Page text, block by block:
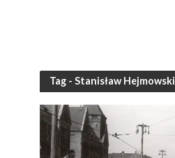
Tag - Stanisław Hejmowski